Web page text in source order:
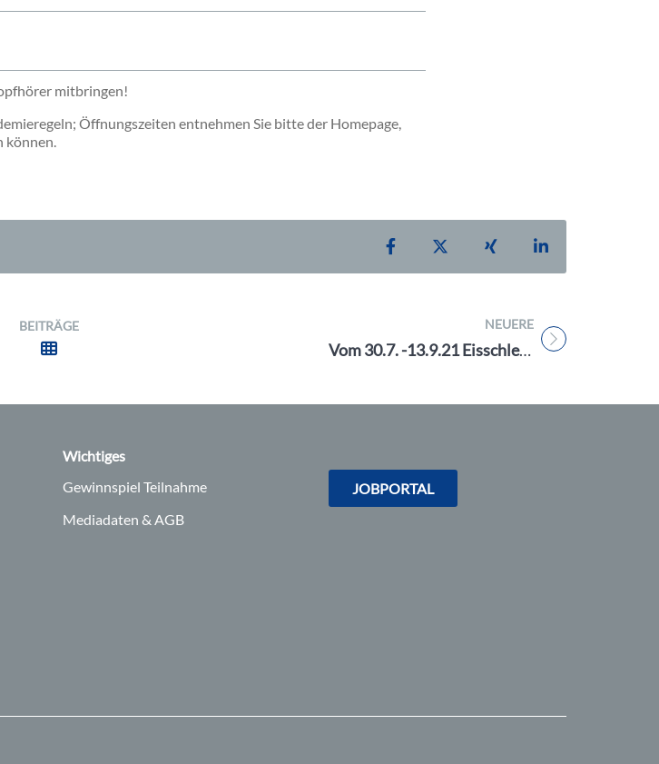
mitbringen!
Öffnungszeiten entnehmen Sie bitte der Homepage,
können.
Teilen auf Facebook
Teilen auf XTeilen auf Xing
Teilen auf
BEITRÄGE NEUERE
Titel für Beitrag
Vom 30.7. -13.9.21 Eisschlecken für den guten Zweck
Wichtiges
Gewinnspiel Teilnahme
Mediadaten & AGB
JOBPORTAL